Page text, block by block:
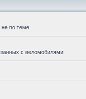
по теме
с веломобилями